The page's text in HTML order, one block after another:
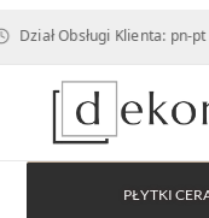
Obsługi Klienta: pn-pt 8:00-
PŁYTKI